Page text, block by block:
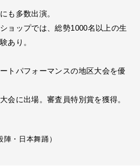
も多数出演。
ョップでは、総勢1000名以上の生
あり。
トパフォーマンスの地区大会を優
会に出場。審査員特別賞を獲得。
・日本舞踊）